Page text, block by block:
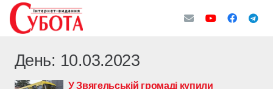
День: 10.03.2023
У Звягельській громаді купили